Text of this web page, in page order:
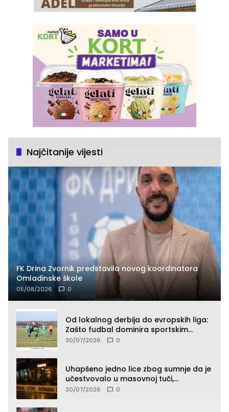
Najčitanije vijesti
FK Drina Zvornik predstavila novog koordinatora
Omladinske škole
05/08/2026 0
Od lokalnog derbija do evropskih liga:
Zašto fudbal dominira sportskim
klađenjem
30/07/2026 0
Uhapšeno jedno lice zbog sumnje da je
učestvovalo u masovnoj tuči,
maloljetnik zadobio povrede
30/07/2026 0